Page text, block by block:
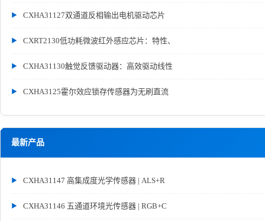
CXHA31127双通道反相输出电机驱动芯片
CXRT2130低功耗微波红外感应芯片：特性、
CXHA31130触觉反馈驱动器：高效驱动线性
CXHA3125霍尔效应锁存传感器为无刷直流
最新产品
CXHA31147 高集成度光学传感器 | ALS+R
CXHA31146 五通道环境光传感器 | RGB+C